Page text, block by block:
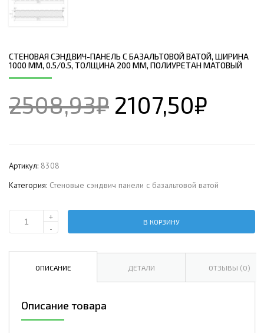
СТЕНОВАЯ СЭНДВИЧ-ПАНЕЛЬ С БАЗАЛЬТОВОЙ ВАТОЙ, ШИРИНА
1000 ММ, 0.5/0.5, ТОЛЩИНА 200 ММ, ПОЛИУРЕТАН МАТОВЫЙ
2508,93₽ 2107,50₽
Артикул: 8308
Категория: Стеновые сэндвич панели с базальтовой ватой
Количество
сэндвич-
ватой,
ширина
+
-
В КОРЗИНУ
ОПИСАНИЕ ДЕТАЛИ ОТЗЫВЫ (0)
Описание товара